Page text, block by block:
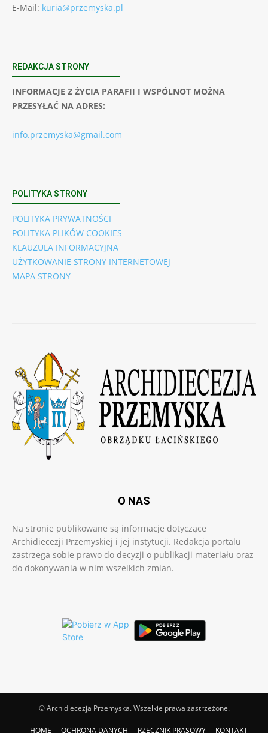
E-Mail: kuria@przemyska.pl
REDAKCJA STRONY
INFORMACJE Z ŻYCIA PARAFII I WSPÓLNOT MOŻNA
PRZESYŁAĆ NA ADRES:
info.przemyska@gmail.com
POLITYKA STRONY
POLITYKA PRYWATNOŚCI
POLITYKA PLIKÓW COOKIES
KLAUZULA INFORMACYJNA
UŻYTKOWANIE STRONY INTERNETOWEJ
MAPA STRONY
O NAS
Na stronie publikowane są informacje dotyczące
Archidiecezji Przemyskiej i jej instytucji. Redakcja portalu
zastrzega sobie prawo do decyzji o publikacji materiału oraz
do dokonywania w nim wszelkich zmian.
© Archidiecezja Przemyska. Wszelkie prawa zastrzeżone.
HOME OCHRONA DANYCH RZECZNIK PRASOWY KONTAKT